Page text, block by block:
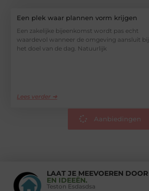
Een plek waar plannen vorm krijgen
Een zakelijke bijeenkomst wordt pas echt
waardevol wanneer de omgeving aansluit bij
het doel van de dag. Natuurlijk
Lees verder ➜
Aanbiedingen
LAAT JE MEEVOEREN DOOR
EN IDEEËN.
Teston Esdasdsa